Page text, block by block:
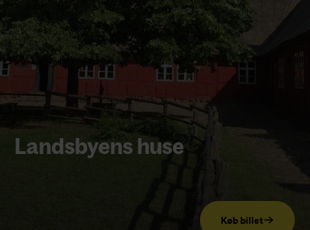
Landsbyens huse
Køb billet